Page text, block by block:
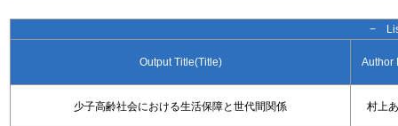
−
Output Title(Title) Author
少子高齢社会における生活保障と世代間関係 村上